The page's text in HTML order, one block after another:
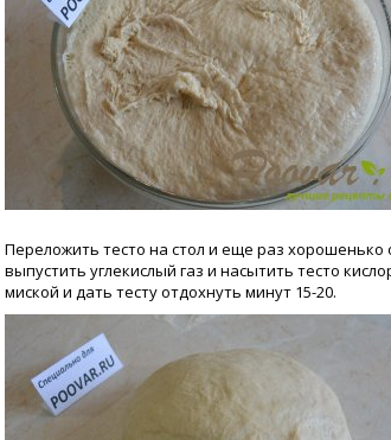
Переложить тесто на стол и еще раз хорошенько
выпустить углекислый газ и насытить тесто
миской и дать тесту отдохнуть минут 15-20.